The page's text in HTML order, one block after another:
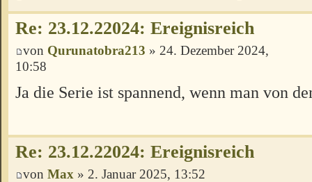
Re: 23.12.22024: Ereignisreich
von Qurunatobra213 » 24. Dezember 2024,
10:58
Ja die Serie ist spannend, wenn man von
Re: 23.12.22024: Ereignisreich
von Max » 2. Januar 2025, 13:52